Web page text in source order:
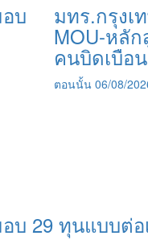
บ มทร.กรุงเ
MOU-หลั
คนบิดเบือน
ตอนนั้น 06/08/
29 ทุนแบบต่